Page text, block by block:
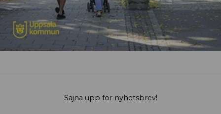
Sajna upp för nyhetsbrev!